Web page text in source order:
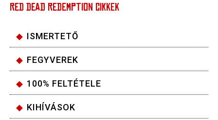
RED DEAD REDEMPTION CIKKEK
ISMERTETŐ
FEGYVEREK
100% FELTÉTELE
KIHÍVÁSOK